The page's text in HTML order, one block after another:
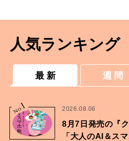
人気ランキング
最 新 週 間
No.
1 2026.08.06
8月7日発売の『
「大人のAI＆スマ